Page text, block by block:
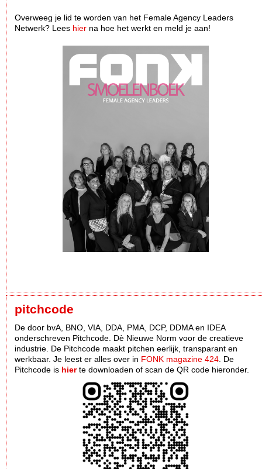
Overweeg je lid te worden van het Female Agency Leaders
Netwerk? Lees hier na hoe het werkt en meld je aan!
pitchcode
De door bvA, BNO, VIA, DDA, PMA, DCP, DDMA en IDEA
onderschreven Pitchcode. Dè Nieuwe Norm voor de creatieve
industrie. De Pitchcode maakt pitchen eerlijk, transparant en
werkbaar. Je leest er alles over in FONK magazine 424 . De
Pitchcode is hierte downloaden of scan de QR code hieronder.